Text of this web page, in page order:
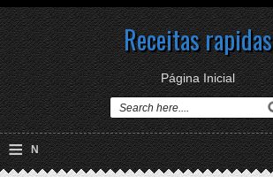
Receitas rapidas
Página Inicial
≡ N